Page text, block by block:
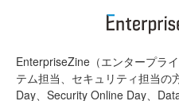
EnterpriseZine（エンタープラ
テム担当、セキュリティ担当の
Day、Security Online Day、